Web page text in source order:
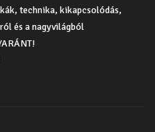
technika, kikapcsolódás,
és a nagyvilágból